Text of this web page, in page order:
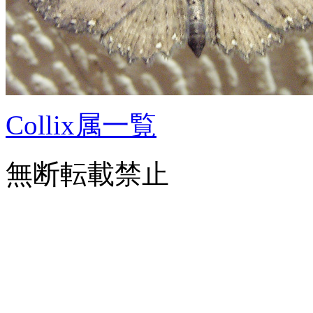
Collix属一覧
無断転載禁止